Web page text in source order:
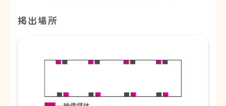
掲出場所